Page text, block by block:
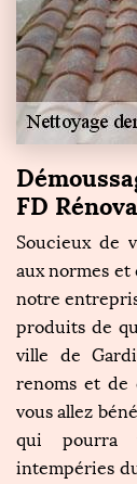
FD
Soucieux de
aux normes et
notre
produits de
ville de
renoms et de
vous allez
qui pourra
intempéries